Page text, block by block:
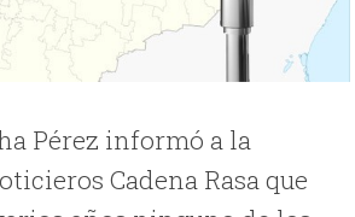
Pérez informó a la
Cadena Rasa que